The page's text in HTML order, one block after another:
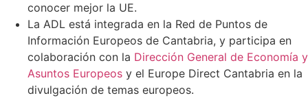
conocer mejor la UE.
La ADL está integrada en la Red de Puntos de
Información Europeos de Cantabria, y participa en
colaboración con la Dirección General de Economía y
Asuntos Europeos y el Europe Direct Cantabria en la
divulgación de temas europeos.